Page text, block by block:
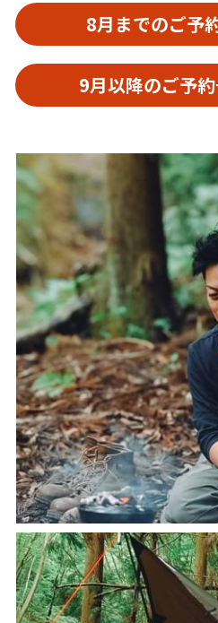
8月までのご予
9月以降のご予